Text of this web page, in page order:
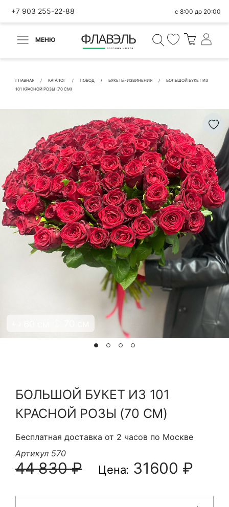
+7 903 255-22-88 с 8:00 до 20:00
МЕНЮ
ГЛАВНАЯ КАТАЛОГ ПОВОД БУКЕТЫ-ИЗВИНЕНИЯ
БОЛЬШОЙ БУКЕТ ИЗ
101 КРАСНОЙ РОЗЫ (70 СМ)
БОЛЬШОЙ БУКЕТ ИЗ 101
КРАСНОЙ РОЗЫ (70 СМ)
Бесплатная доставка от 2 часов по Москве
Артикул 570
44 830 ₽ Цена: 31600 ₽
ВЕРНУТЬСЯ
Быстрая покупка
КОНТАКТНЫЕ ДАННЫЕ
БЫСТРАЯ ПОКУПКА
Я принимаю Политику конфиденциальности и
Правила использования сайта ФЛАВЭЛЬ. Мы не
продаем ваши данные и храним их в безопасности